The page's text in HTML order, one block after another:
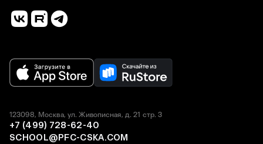
123098, Москва, ул. Живописная, д. 21 стр. 3
+7 (499) 728-62-40
SCHOOL@PFC-CSKA.COM